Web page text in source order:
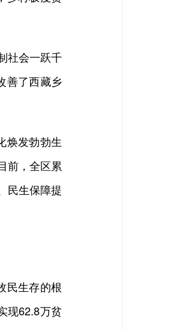
社会一跃千
善了西藏乡
焕发勃勃生
前，全区累
民生保障提
民生存的根
现62.8万贫